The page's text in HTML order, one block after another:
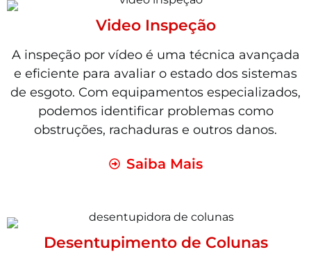
Video Inspeção
A inspeção por vídeo é uma técnica avançada
e eficiente para avaliar o estado dos sistemas
de esgoto. Com equipamentos especializados,
podemos identificar problemas como
obstruções, rachaduras e outros danos.
Saiba Mais
Desentupimento de Colunas